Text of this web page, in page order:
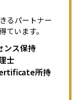
るパートナー
ています。
ンス保持
士
所持